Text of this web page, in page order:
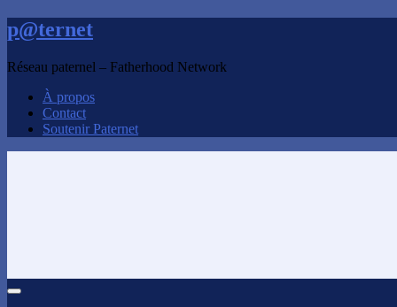
p@ternet
Réseau paternel – Fatherhood Network
À propos
Contact
Soutenir Paternet